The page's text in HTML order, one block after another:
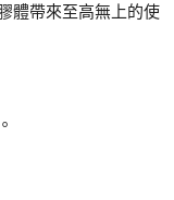
體帶來至高無上的使